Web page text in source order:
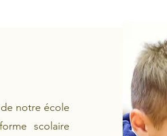
notre école
scolaire